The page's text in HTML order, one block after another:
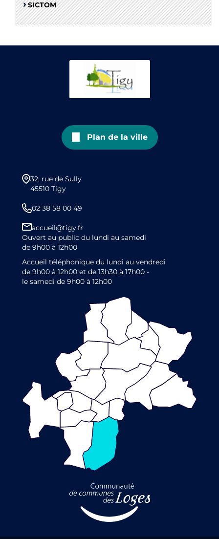
SICTOM
Plan de la ville
32, rue de Sully
45510 Tigy
02 38 58 00 49
accueil@tigy.fr
Ouvert au public du lundi au samedi
de 9h00 à 12h00
Accueil téléphonique du lundi au vendredi
de 9h00 à 12h00 et de 13h30 à 17h00 -
le samedi de 9h00 à 12h00